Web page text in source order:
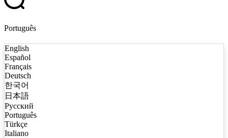
Português
English
Español
Français
Deutsch
한국어
日本語
Русский
Português
Türkçe
Italiano